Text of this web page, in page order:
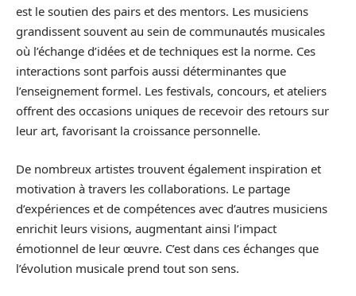
est le soutien des pairs et des mentors. Les musiciens
grandissent souvent au sein de communautés musicales
où l’échange d’idées et de techniques est la norme. Ces
interactions sont parfois aussi déterminantes que
l’enseignement formel. Les festivals, concours, et ateliers
offrent des occasions uniques de recevoir des retours sur
leur art, favorisant la croissance personnelle.
De nombreux artistes trouvent également inspiration et
motivation à travers les collaborations. Le partage
d’expériences et de compétences avec d’autres musiciens
enrichit leurs visions, augmentant ainsi l’impact
émotionnel de leur œuvre. C’est dans ces échanges que
l’évolution musicale prend tout son sens.